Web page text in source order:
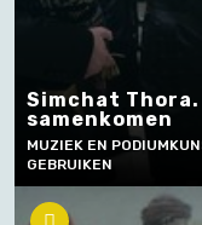
Simchat Thora.
samenkomen
MUZIEK EN
GEBRUIKEN